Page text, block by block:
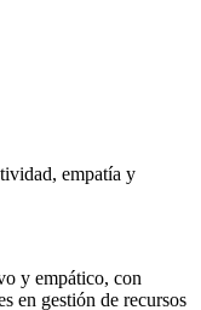
empatía y
y empático, con
en gestión de recursos